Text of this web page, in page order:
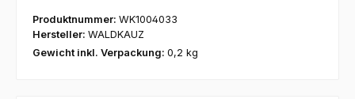
Produktnummer: WK1004033
Hersteller: WALDKAUZ
Gewicht inkl. Verpackung: 0,2 kg